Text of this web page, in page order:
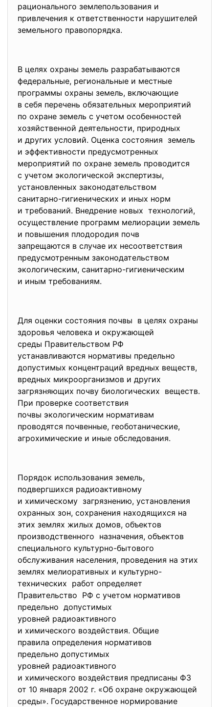
рационального землепользования и
привлечения к ответственности нарушителей
земельного правопорядка.
В целях охраны земель разрабатываются
федеральные, региональные и местные
программы охраны земель, включающие
в себя перечень обязательных мероприятий
по охране земель с учетом особенностей
хозяйственной деятельности, природных
и других условий. Оценка состояния земель
и эффективности предусмотренных
мероприятий по охране земель проводится
с учетом экологической экспертизы,
установленных законодательством
санитарно-гигиенических и иных норм
и требований. Внедрение новых технологий,
осуществление программ мелиорации земель
и повышения плодородия почв
запрещаются в случае их несоответствия
предусмотренным законодательством
экологическим, санитарно-гигиеническим
и иным требованиям.
Для оценки состояния почвы в целях охраны
здоровья человека и окружающей
среды Правительством РФ
устанавливаются нормативы предельно
допустимых концентраций вредных веществ,
вредных микроорганизмов и других
загрязняющих почву биологических веществ.
При проверке соответствия
почвы экологическим нормативам
проводятся почвенные, геоботанические,
агрохимические и иные обследования.
Порядок использования земель,
подвергшихся радиоактивному
и химическому загрязнению, установления
охранных зон, сохранения находящихся на
этих землях жилых домов, объектов
производственного назначения, объектов
специального культурно-бытового
обслуживания населения, проведения на этих
землях мелиоративных и культурно-
технических работ определяет
Правительство РФ с учетом нормативов
предельно допустимых
уровней радиоактивного
и химического воздействия. Общие
правила определения нормативов
предельно допустимых
уровней радиоактивного
и химического воздействия предписаны ФЗ
от 10 января 2002 г. «Об охране окружающей
среды». Государственное нормирование